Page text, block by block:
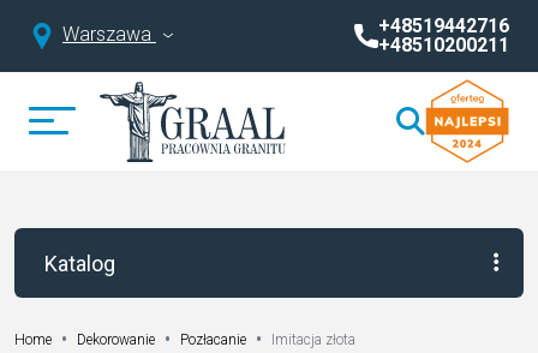
Warszawa
+48519442716
+48510200211
Katalog
Home • Dekorowanie • Pozłacanie • Imitacja złota